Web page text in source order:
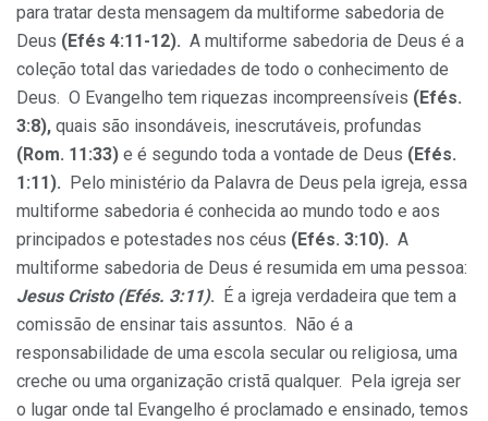
para tratar desta mensagem da multiforme sabedoria de
Deus (Efés 4:11-12). A multiforme sabedoria de Deus é a
coleção total das variedades de todo o conhecimento de
Deus. O Evangelho tem riquezas incompreensíveis (Efés.
3:8), quais são insondáveis, inescrutáveis, profundas
(Rom. 11:33) e é segundo toda a vontade de Deus (Efés.
1:11). Pelo ministério da Palavra de Deus pela igreja, essa
multiforme sabedoria é conhecida ao mundo todo e aos
principados e potestades nos céus (Efés. 3:10). A
multiforme sabedoria de Deus é resumida em uma pessoa:
Jesus Cristo (Efés. 3:11). É a igreja verdadeira que tem a
comissão de ensinar tais assuntos. Não é a
responsabilidade de uma escola secular ou religiosa, uma
creche ou uma organização cristã qualquer. Pela igreja ser
o lugar onde tal Evangelho é proclamado e ensinado, temos